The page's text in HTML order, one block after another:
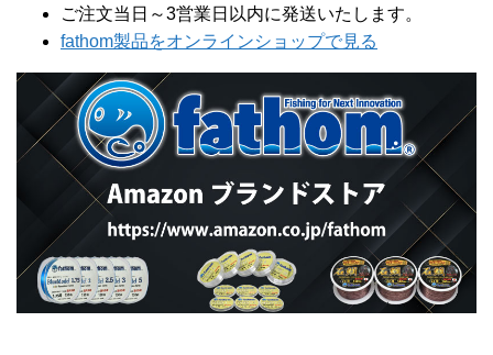
ご注文当日～3営業日以内に発送いたします。
fathom製品をオンラインショップで見る